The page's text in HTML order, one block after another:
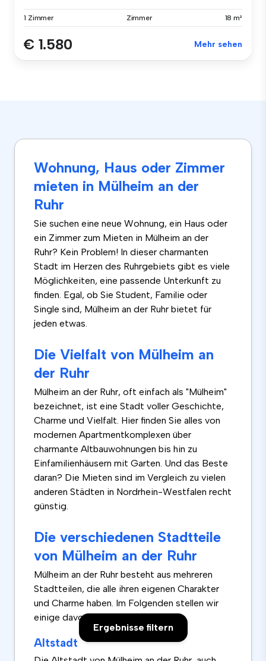
Ergebnisse filtern
1 Zimmer Zimmer 18 m²
€ 1.580 Mehr sehen
Wohnung, Haus oder Zimmer
mieten in Mülheim an der
Ruhr
Sie suchen eine neue Wohnung, ein Haus oder
ein Zimmer zum Mieten in Mülheim an der
Ruhr? Kein Problem! In dieser charmanten
Stadt im Herzen des Ruhrgebiets gibt es viele
Möglichkeiten, eine passende Unterkunft zu
finden. Egal, ob Sie Student, Familie oder
Single sind, Mülheim an der Ruhr bietet für
jeden etwas.
Die Vielfalt von Mülheim an
der Ruhr
Mülheim an der Ruhr, oft einfach als "Mülheim"
bezeichnet, ist eine Stadt voller Geschichte,
Charme und Vielfalt. Hier finden Sie alles von
modernen Apartmentkomplexen über
charmante Altbauwohnungen bis hin zu
Einfamilienhäusern mit Garten. Und das Beste
daran? Die Mieten sind im Vergleich zu vielen
anderen Städten in Nordrhein-Westfalen recht
günstig.
Die verschiedenen Stadtteile
von Mülheim an der Ruhr
Mülheim an der Ruhr besteht aus mehreren
Stadtteilen, die alle ihren eigenen Charakter
und Charme haben. Im Folgenden stellen wir
einige davon vor:
Altstadt